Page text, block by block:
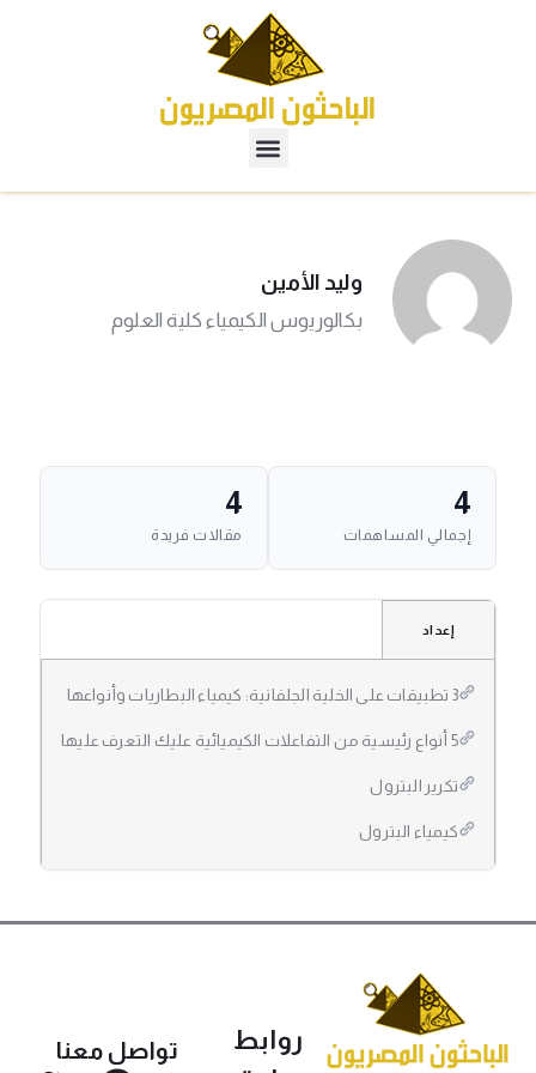
وليد الأمين
بكالوريوس الكيمياء كلية العلوم
4
إجمالي المساهمات
4
مقالات فريدة
إعداد
3 تطبيقات على الخلية الجلفانية: كيمياء البطاريات وأنواعها
5 أنواع رئيسية من التفاعلات الكيميائية عليك التعرف عليها
تكرير البترول
كيمياء البترول
روابط
تواصل معنا